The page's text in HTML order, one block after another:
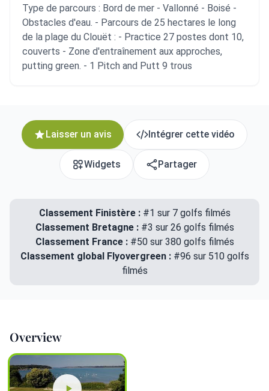
Type de parcours : Bord de mer - Vallonné - Boisé -
Obstacles d'eau. - Parcours de 25 hectares le long
de la plage du Clouët : - Practice 27 postes dont 10,
couverts - Zone d'entraînement aux approches,
putting green. - 1 Pitch and Putt 9 trous
Laisser un avis Intégrer cette vidéo
Widgets Partager
Classement Finistère :#1 sur 7 golfs filmés
Classement Bretagne : #3 sur 26 golfs filmés
Classement France : #50 sur 380 golfs filmés
Classement global Flyovergreen : #96 sur 510 golfs
filmés
Overview